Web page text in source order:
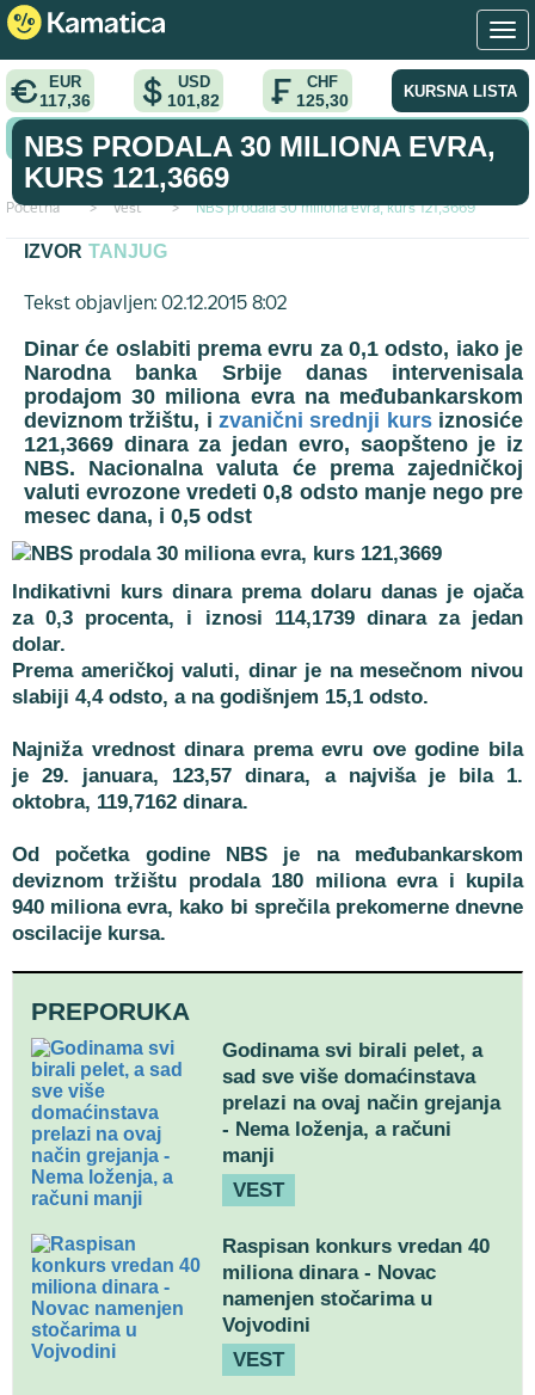
EUR
117,36
USD
101,82
CHF
125,30 KURSNA LISTA
KONVERTOR VALUTA
Početna > vest > NBS prodala 30 miliona evra, kurs 121,3669
NBS PRODALA 30 MILIONA EVRA,
KURS 121,3669
IZVOR TANJUG
Tekst objavljen: 02.12.2015 8:02
Dinar će oslabiti prema evru za 0,1 odsto, iako je
Narodna banka Srbije danas intervenisala
prodajom 30 miliona evra na međubankarskom
deviznom tržištu, i zvanični srednji kursiznosiće
121,3669 dinara za jedan evro, saopšteno je iz
NBS. Nacionalna valuta će prema zajedničkoj
valuti evrozone vredeti 0,8 odsto manje nego pre
mesec dana, i 0,5 odst
Indikativni kurs dinara prema dolaru danas je ojača
za 0,3 procenta, i iznosi 114,1739 dinara za jedan
dolar.
Prema američkoj valuti, dinar je na mesečnom nivou
slabiji 4,4 odsto, a na godišnjem 15,1 odsto.
Najniža vrednost dinara prema evru ove godine bila
je 29. januara, 123,57 dinara, a najviša je bila 1.
oktobra, 119,7162 dinara.
Od početka godine NBS je na međubankarskom
deviznom tržištu prodala 180 miliona evra i kupila
940 miliona evra, kako bi sprečila prekomerne dnevne
oscilacije kursa.
PREPORUKA
Godinama svi birali pelet, a
sad sve više domaćinstava
prelazi na ovaj način grejanja
- Nema loženja, a računi
manji
VEST
Raspisan konkurs vredan 40
miliona dinara - Novac
namenjen stočarima u
Vojvodini
VEST